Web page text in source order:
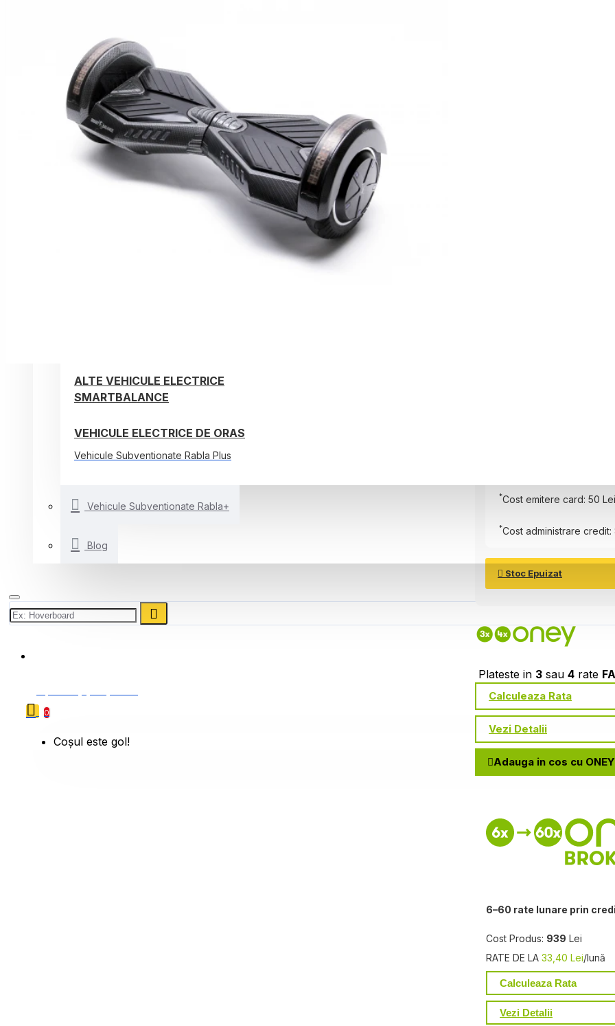
SCUTERE ELECTRICE
Moped/Harley Electric
Scutere Horwin
Motociclete Gowow
Motociclete Sur-Ron
ACCESORII
ALTE VEHICULE ELECTRICE
SMARTBALANCE
VEHICULE ELECTRICE DE ORAS
Vehicule Subventionate Rabla Plus
Vehicule Subventionate Rabla+
Blog
0
Coșul este gol!
*Cost emitere card: 50 Lei
*Cost administrare credit:
Stoc Epuizat
Plateste in 3 sau 4 rate
Calculeaza Rata
Vezi Detalii
Adauga in cos cu ONEY
6–60 rate lunare prin
Cost Produs: 939 Lei
RATE DE LA 33,40 Lei/lună
Calculeaza Rata
Vezi Detalii